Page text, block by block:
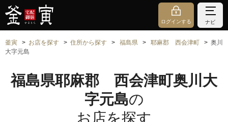
ログインする ナビ
釜寅 お店を探す 住所から探す 福島県 耶麻郡 西会津町
奥川
大字元島
福島県耶麻郡 西会津町奥川大
字元島の
お店を探す